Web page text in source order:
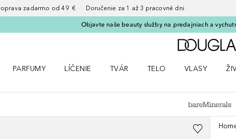
zadarmo od 49 € Doručenie za 1 až 3 pracovné dni
Objavte naše beauty služby na predajniach a
PARFUMY
LÍČENIE
TVÁR
TELO
VLASY